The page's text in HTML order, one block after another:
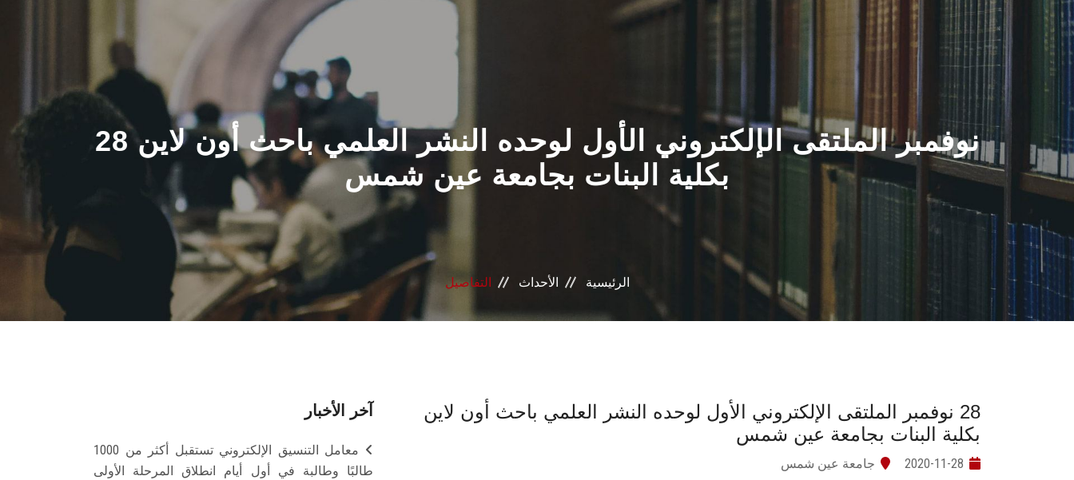
28 نوفمبر الملتقى الإلكتروني الأول لوحده النشر العلمي باحث أون لاين
بكلية البنات بجامعة عين شمس
الرئيسية الأحداث التفاصيل
28 نوفمبر الملتقى الإلكتروني الأول لوحده النشر العلمي باحث أون لاين
بكلية البنات بجامعة عين شمس
2020-11-28 جامعة عين شمس
آخر الأخبار
معامل التنسيق الإلكتروني تستقبل أكثر من 1000
طالبًا وطالبة في أول أيام انطلاق المرحلة الأولى